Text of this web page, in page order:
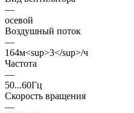
—
осевой
Воздушный поток
—
164м<sup>3</sup>/ч
Частота
—
50...60Гц
Скорость вращения
—